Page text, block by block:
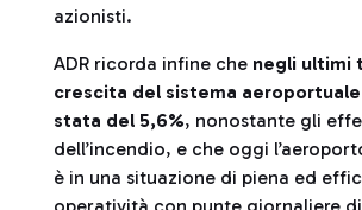
azionisti.
ADR ricorda infine che negli ultimi
crescita del sistema
stata del 5,6%, nonostante gli
dell’incendio, e che oggi
è in una situazione di piena ed